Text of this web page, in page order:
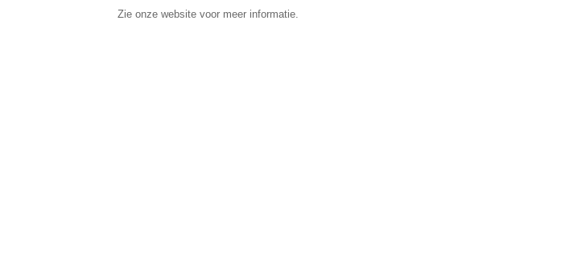
Zie onze website voor meer informatie.